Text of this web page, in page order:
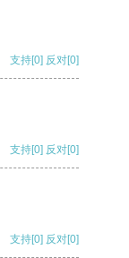
支持[0] 反对[0]
支持[0] 反对[0]
支持[0] 反对[0]